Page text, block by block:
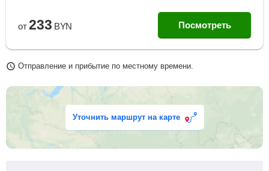
от 233 BYN Посмотреть
Отправление и прибытие по местному времени.
Уточнить маршрут на карте